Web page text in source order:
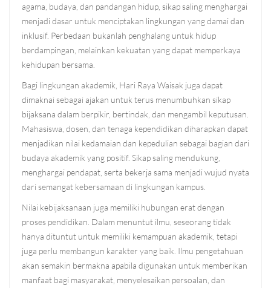
agama, budaya, dan pandangan hidup, sikap saling menghargai
menjadi dasar untuk menciptakan lingkungan yang damai dan
inklusif. Perbedaan bukanlah penghalang untuk hidup
berdampingan, melainkan kekuatan yang dapat memperkaya
kehidupan bersama.
Bagi lingkungan akademik, Hari Raya Waisak juga dapat
dimaknai sebagai ajakan untuk terus menumbuhkan sikap
bijaksana dalam berpikir, bertindak, dan mengambil keputusan.
Mahasiswa, dosen, dan tenaga kependidikan diharapkan dapat
menjadikan nilai kedamaian dan kepedulian sebagai bagian dari
budaya akademik yang positif. Sikap saling mendukung,
menghargai pendapat, serta bekerja sama menjadi wujud nyata
dari semangat kebersamaan di lingkungan kampus.
Nilai kebijaksanaan juga memiliki hubungan erat dengan
proses pendidikan. Dalam menuntut ilmu, seseorang tidak
hanya dituntut untuk memiliki kemampuan akademik, tetapi
juga perlu membangun karakter yang baik. Ilmu pengetahuan
akan semakin bermakna apabila digunakan untuk memberikan
manfaat bagi masyarakat, menyelesaikan persoalan, dan